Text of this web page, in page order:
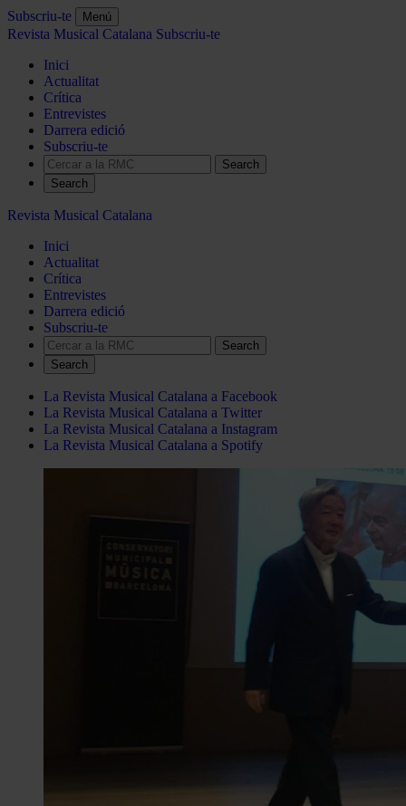
Subscriu-te Menú
Revista Musical Catalana Subscriu-te
Inici
Actualitat
Crítica
Entrevistes
Darrera edició
Subscriu-te
Search
Revista Musical Catalana
Inici
Actualitat
Crítica
Entrevistes
Darrera edició
Subscriu-te
Search
La Revista Musical Catalana a Facebook
La Revista Musical Catalana a Twitter
La Revista Musical Catalana a Instagram
La Revista Musical Catalana a Spotify